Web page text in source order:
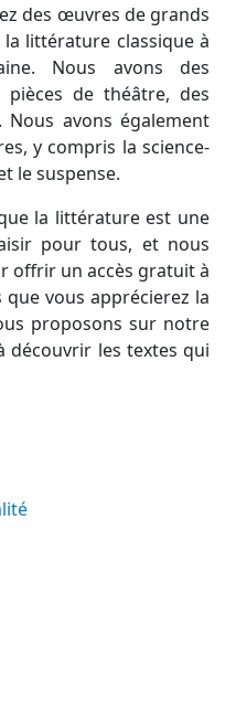
des œuvres de grands
littérature classique à
Nous avons des
de théâtre, des
avons également
y compris la science-
le suspense.
la littérature est une
pour tous, et nous
offrir un accès gratuit à
vous apprécierez la
proposons sur notre
découvrir les textes qui